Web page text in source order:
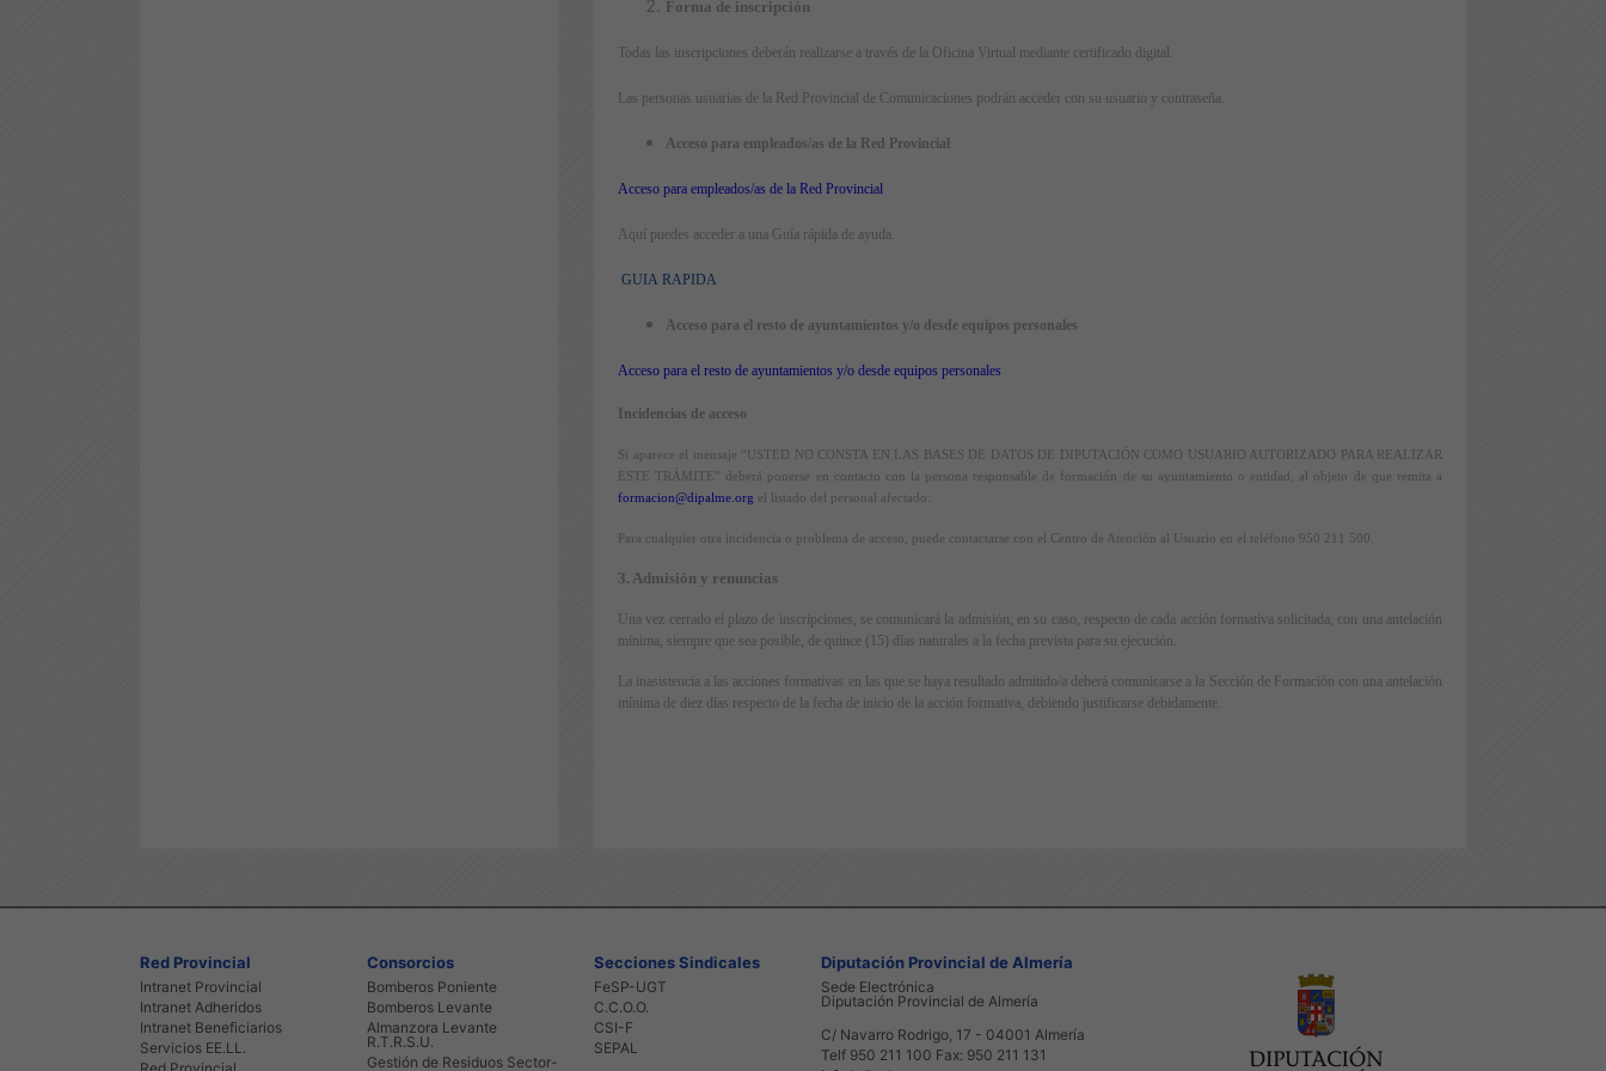
Forma de inscripción
Todas las inscripciones deberán realizarse a través de la Oficina Virtual mediante certificado digital.
Las personas usuarias de la Red Provincial de Comunicaciones podrán acceder con su usuario y contraseña.
Acceso para empleados/as de la Red Provincial
Acceso para empleados/as de la Red Provincial
Aquí puedes acceder a una Guía rápida de ayuda.
GUIA RAPIDA
Acceso para el resto de ayuntamientos y/o desde equipos personales
Acceso para el resto de ayuntamientos y/o desde equipos personales
Incidencias de acceso
Si aparece el mensaje “USTED NO CONSTA EN LAS BASES DE DATOS DE DIPUTACIÓN COMO USUARIO AUTORIZADO PARA REALIZAR
ESTE TRÁMITE” deberá ponerse en contacto con la persona responsable de formación de su ayuntamiento o entidad, al objeto de que remita a
formacion@dipalme.org el listado del personal afectado.
Para cualquier otra incidencia o problema de acceso, puede contactarse con el Centro de Atención al Usuario en el teléfono 950 211 500.
3. Admisión y renuncias
Una vez cerrado el plazo de inscripciones, se comunicará la admisión, en su caso, respecto de cada acción formativa solicitada, con una antelación
mínima, siempre que sea posible, de quince (15) días naturales a la fecha prevista para su ejecución.
La inasistencia a las acciones formativas en las que se haya resultado admitido/a deberá comunicarse a la Sección de Formación con una antelación
mínima de diez días respecto de la fecha de inicio de la acción formativa, debiendo justificarse debidamente.
Red Provincial
Intranet Provincial
Intranet Adheridos
Intranet Beneficiarios
Servicios EE.LL.
Consorcios
Bomberos Poniente
Bomberos Levante
Almanzora Levante
R.T.R.S.U.
Gestión de Residuos Sector-
Secciones Sindicales
FeSP-UGT
C.C.O.O.
CSI-F
SEPAL
Diputación Provincial de Almería
Sede Electrónica
Diputación Provincial de Almería
C/ Navarro Rodrigo, 17 - 04001 Almería
Telf 950 211 100 Fax: 950 211 131